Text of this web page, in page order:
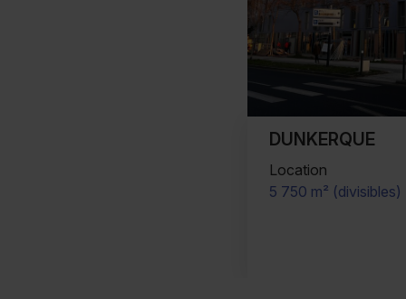
DUNKERQUE
Location
5 750 m² (divisibles)